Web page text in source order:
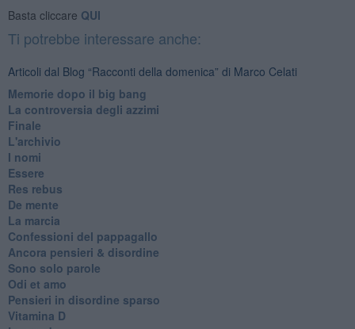
Basta cliccare QUI
Ti potrebbe interessare anche:
Articoli dal Blog “Racconti della domenica” di Marco Celati
Memorie dopo il big bang
La controversia degli azzimi
Finale
L'archivio
I nomi
Essere
Res rebus
De mente
La marcia
Confessioni del pappagallo
Ancora pensieri & disordine
Sono solo parole
Odi et amo
Pensieri in disordine sparso
Vitamina D